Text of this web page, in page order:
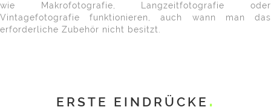
wie Makrofotografie, Langzeitfotografie oder
Vintagefotografie funktionieren, auch wann man das
erforderliche Zubehör nicht besitzt.
ERSTE EINDRÜCKE